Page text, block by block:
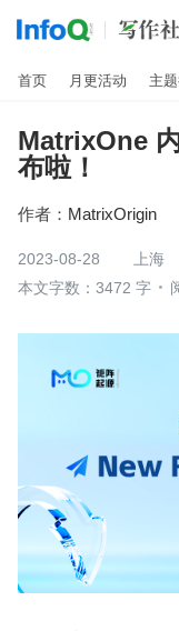
首页 月更活动 主
MatrixOne
布啦！
作者： MatrixOrigin
2023-08-28
上海
本文字数：3472 字